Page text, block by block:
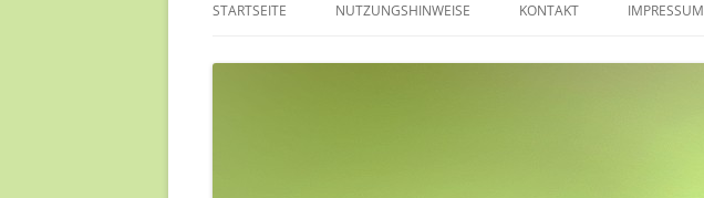
STARTSEITE NUTZUNGSHINWEISE KONTAKT IMPRESSUM